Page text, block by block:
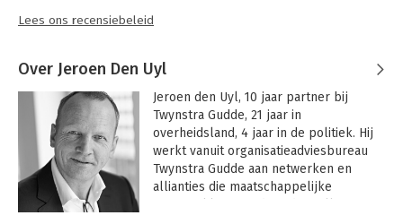
Lees ons recensiebeleid
Over Jeroen Den Uyl
Jeroen den Uyl, 10 jaar partner bij
Twynstra Gudde, 21 jaar in
overheidsland, 4 jaar in de politiek. Hij
werkt vanuit organisatieadviesbureau
Twynstra Gudde aan netwerken en
allianties die maatschappelijke